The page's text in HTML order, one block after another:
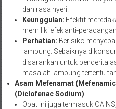
dan rasa nyeri.
Keunggulan: Efektif
memiliki efek anti-peradangan.
Perhatian: Berisiko
lambung. Sebaiknya
disarankan untuk penderita
masalah lambung tertentu
Asam Mefenamat
(Diclofenac Sodium)
Obat ini juga termasuk